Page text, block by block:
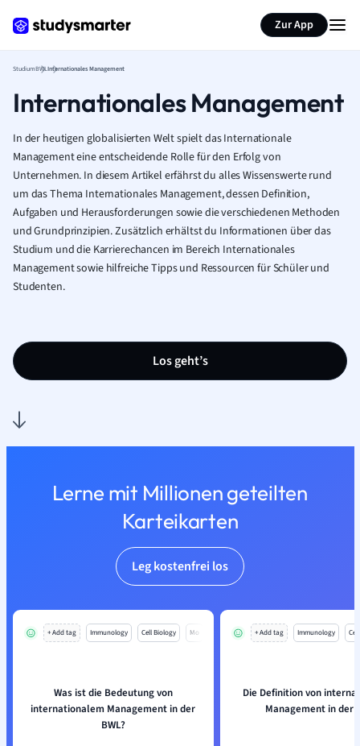
Zur App
StudiumBWLInternationales Management
Internationales Management
In der heutigen globalisierten Welt spielt das Internationale
Management eine entscheidende Rolle für den Erfolg von
Unternehmen. In diesem Artikel erfährst du alles Wissenswerte rund
um das Thema Internationales Management, dessen Definition,
Aufgaben und Herausforderungen sowie die verschiedenen Methoden
und Grundprinzipien. Zusätzlich erhältst du Informationen über das
Studium und die Karrierechancen im Bereich Internationales
Management sowie hilfreiche Tipps und Ressourcen für Schüler und
Studenten.
Los geht’s
Lerne mit Millionen geteilten
Karteikarten
Leg kostenfrei los
+ Add tag Immunology Cell Biology Mo
Was ist die Bedeutung von
internationalem Management in der
BWL?
+ Add tag Immunology
Die Definition von
Management in der